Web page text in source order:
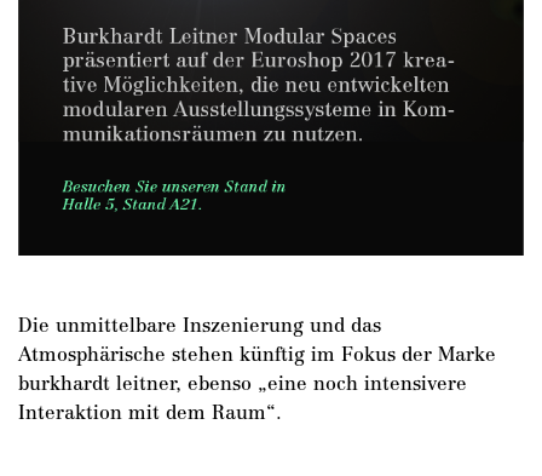
Die unmittelbare Inszenierung und das
Atmosphärische stehen künftig im Fokus der Marke
burkhardt leitner, ebenso „eine noch intensivere
Interaktion mit dem Raum“.